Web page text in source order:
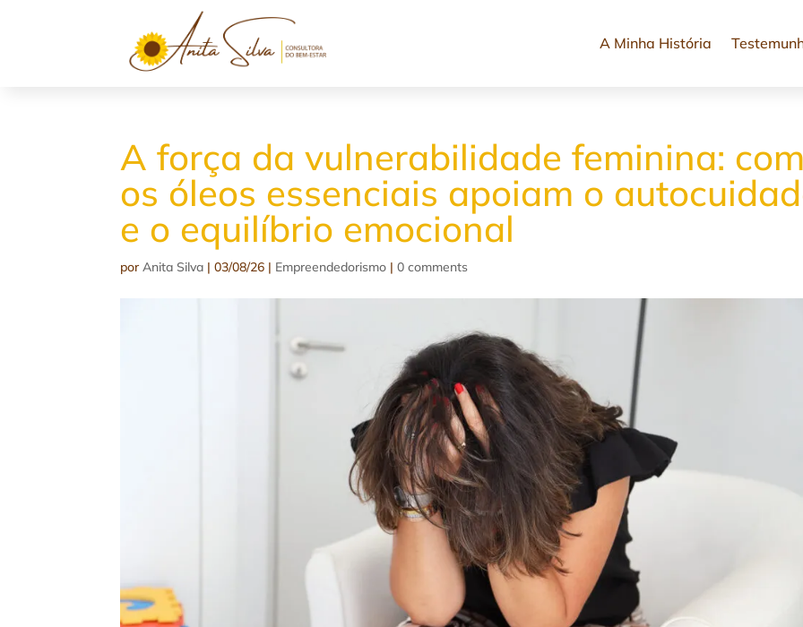
A Minha História
A força da vulnerabilidade feminina:
os óleos essenciais apoiam o
e o equilíbrio emocional
porAnita Silva |03/08/26 | Empreendedorismo |0 comments